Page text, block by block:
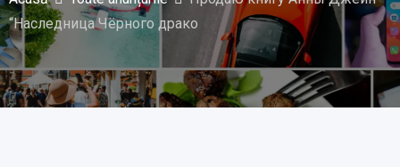
“Наследница Чёрного драко